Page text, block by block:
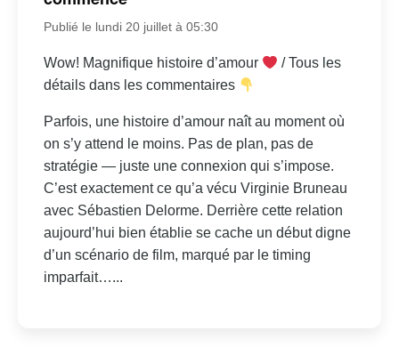
Publié le lundi 20 juillet à 05:30
Wow! Magnifique histoire d’amour
/ Tous les
détails dans les commentaires
Parfois, une histoire d’amour naît au moment où
on s’y attend le moins. Pas de plan, pas de
stratégie — juste une connexion qui s’impose.
C’est exactement ce qu’a vécu Virginie Bruneau
avec Sébastien Delorme. Derrière cette relation
aujourd’hui bien établie se cache un début digne
d’un scénario de film, marqué par le timing
imparfait…...